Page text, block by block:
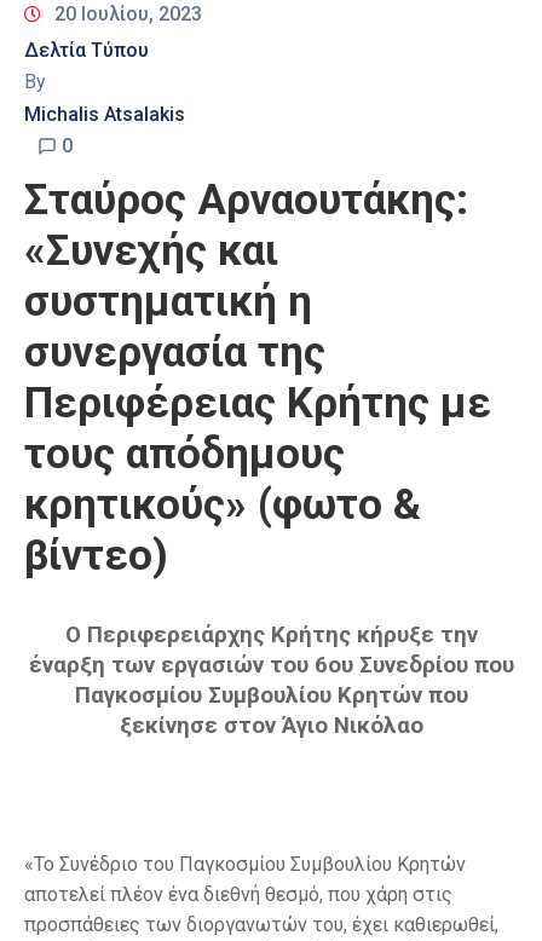
20 Ιουλίου, 2023
Δελτία Τύπου
By
Michalis Atsalakis
0
Σταύρος Αρναουτάκης:
«Συνεχής και
συστηματική η
συνεργασία της
Περιφέρειας Κρήτης με
τους απόδημους
κρητικούς» (φωτο &
βίντεο)
Ο Περιφερειάρχης Κρήτης κήρυξε την
έναρξη των εργασιών του 6ου Συνεδρίου που
Παγκοσμίου Συμβουλίου Κρητών που
ξεκίνησε στον Άγιο Νικόλαο
«Το Συνέδριο του Παγκοσμίου Συμβουλίου Κρητών
αποτελεί πλέον ένα διεθνή θεσμό, που χάρη στις
προσπάθειες των διοργανωτών του, έχει καθιερωθεί,